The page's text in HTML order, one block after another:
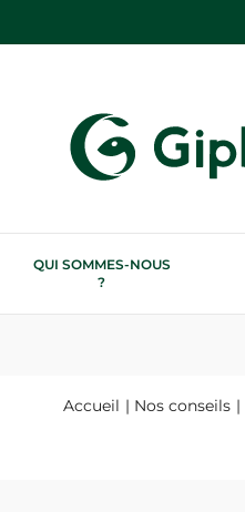
QUI SOMMES-NOUS
?
Accueil Nos conseils